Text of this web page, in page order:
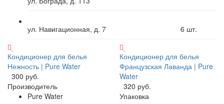
ул. Навигационная, д. 7 6 шт.
Кондиционер для белья
Нежность | Pure Water
300 руб.
Производитель
Pure Water
Кондиционер для белья
Французская Лаванда | Pure
Water
320 руб.
Упаковка